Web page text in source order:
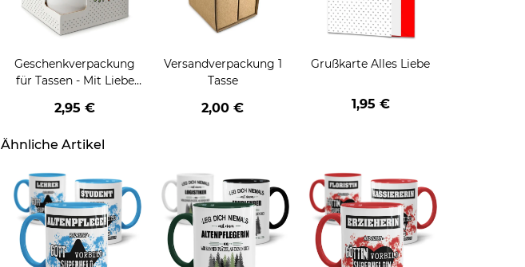
Geschenkverpackung
für Tassen - Mit Liebe
2,95 €
Versandverpackung 1
Tasse
2,00 €
Grußkarte Alles Liebe
1,95 €
Ähnliche Artikel